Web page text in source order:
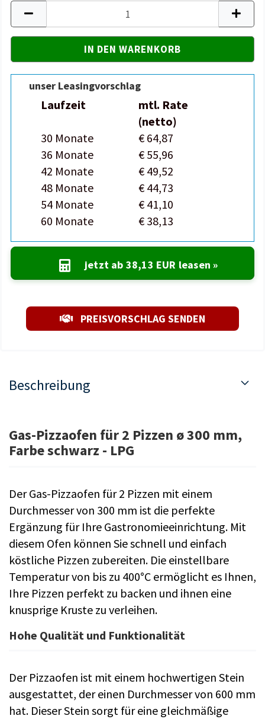
unser Leasingvorschlag
Laufzeit
mtl. Rate
(netto)
30 Monate
€ 64,87
36 Monate
€ 55,96
42 Monate
€ 49,52
48 Monate
€ 44,73
54 Monate
€ 41,10
60 Monate
€ 38,13
jetzt ab 38,13 EUR leasen »
PREISVORSCHLAG SENDEN
Beschreibung
Gas-Pizzaofen für 2 Pizzen ø 300 mm,
Farbe schwarz - LPG
Der Gas-Pizzaofen für 2 Pizzen mit einem
Durchmesser von 300 mm ist die perfekte
Ergänzung für Ihre Gastronomieeinrichtung. Mit
diesem Ofen können Sie schnell und einfach
köstliche Pizzen zubereiten. Die einstellbare
Temperatur von bis zu 400°C ermöglicht es Ihnen,
Ihre Pizzen perfekt zu backen und ihnen eine
knusprige Kruste zu verleihen.
Hohe Qualität und Funktionalität
Der Pizzaofen ist mit einem hochwertigen Stein
ausgestattet, der einen Durchmesser von 600 mm
hat. Dieser Stein sorgt für eine gleichmäßige